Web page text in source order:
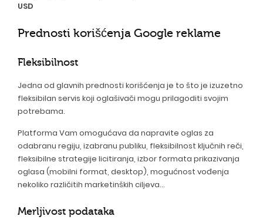
USD
Prednosti korišćenja Google reklame
Fleksibilnost
Jedna od glavnih prednosti korišćenja je to što je izuzetno
fleksibilan servis koji oglašivači mogu prilagoditi svojim
potrebama.
Platforma Vam omogućava da napravite oglas za
odabranu regiju, izabranu publiku, fleksibilnost ključnih reči,
fleksibilne strategije licitiranja, izbor formata prikazivanja
oglasa (mobilni format, desktop), mogućnost vođenja
nekoliko različitih marketinških ciljeva...
Merljivost podataka